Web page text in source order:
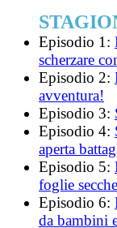
Episodio 1:
scherzare
Episodio 2:
avventura!
Episodio 3:
Episodio 4:
aperta
Episodio 5:
foglie
Episodio 6:
da bambini